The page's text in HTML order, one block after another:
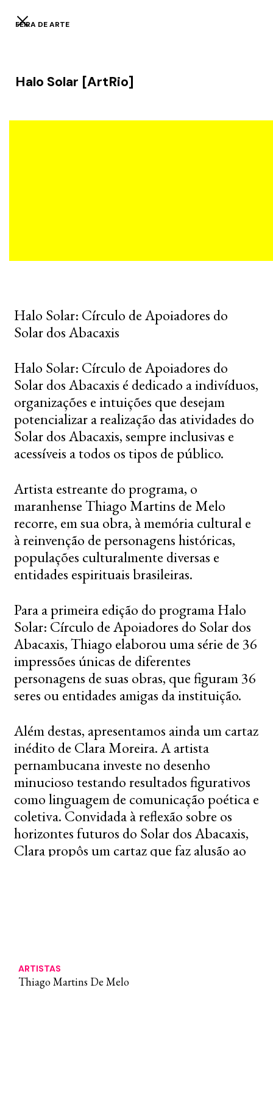
FEIRA DE ARTE
Halo Solar [ArtRio]
ARTISTAS
Thiago Martins De Melo
Halo Solar: Círculo de Apoiadores do
Solar dos Abacaxis
Halo Solar: Círculo de Apoiadores do
Solar dos Abacaxis é dedicado a indivíduos,
organizações e intuições que desejam
potencializar a realização das atividades do
Solar dos Abacaxis, sempre inclusivas e
acessíveis a todos os tipos de público.
Artista estreante do programa, o
maranhense Thiago Martins de Melo
recorre, em sua obra, à memória cultural e
à reinvenção de personagens históricas,
populações culturalmente diversas e
entidades espirituais brasileiras.
Para a primeira edição do programa Halo
Solar: Círculo de Apoiadores do Solar dos
Abacaxis, Thiago elaborou uma série de 36
impressões únicas de diferentes
personagens de suas obras, que figuram 36
seres ou entidades amigas da instituição.
Além destas, apresentamos ainda um cartaz
inédito de Clara Moreira. A artista
pernambucana investe no desenho
minucioso testando resultados figurativos
como linguagem de comunicação poética e
coletiva. Convidada à reflexão sobre os
horizontes futuros do Solar dos Abacaxis,
Clara propôs um cartaz que faz alusão ao